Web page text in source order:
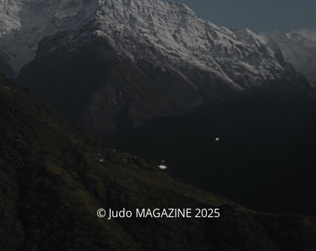
© Judo MAGAZINE 2025